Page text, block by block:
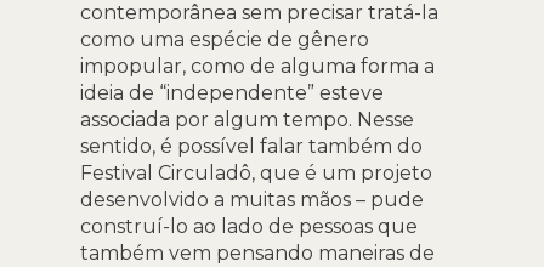
contemporânea sem precisar tratá-la
como uma espécie de gênero
impopular, como de alguma forma a
ideia de “independente” esteve
associada por algum tempo. Nesse
sentido, é possível falar também do
Festival Circuladô, que é um projeto
desenvolvido a muitas mãos – pude
construí-lo ao lado de pessoas que
também vem pensando maneiras de